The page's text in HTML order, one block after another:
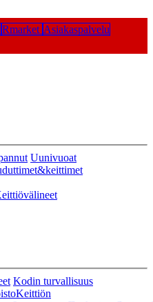
Rmarket Asiakaspalvelu
Uunivuoat
Kodin turvallisuus
Keittiön